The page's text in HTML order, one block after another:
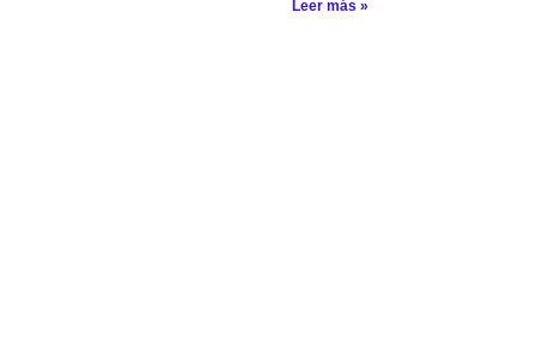
Leer más »